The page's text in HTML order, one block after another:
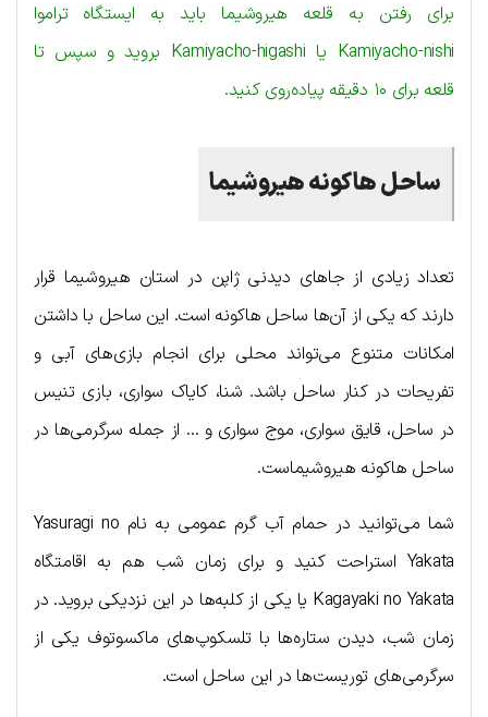
برای رفتن به قلعه هیروشیما باید به ایستگاه تراموا
Kamiyacho-nishi یا Kamiyacho-higashi بروید و سپس تا
قلعه برای ۱۰ دقیقه پیاده‌روی کنید.
ساحلهاکونههیروشیما
تعداد زیادی از جاهای دیدنی ژاپن در استان هیروشیما قرار
دارند که یکی از آن‌ها ساحل هاکونه است. این ساحل با داشتن
امکانات متنوع می‌تواند محلی برای انجام بازی‌های آبی و
تفریحات در کنار ساحل باشد. شنا، کایاک سواری، بازی تنیس
در ساحل، قایق سواری، موج سواری و … از جمله سرگرمی‌ها در
ساحل هاکونه هیروشیماست.
شما می‌توانید در حمام آب گرم عمومی به نام Yasuragi no
Yakata استراحت کنید و برای زمان شب هم به اقامتگاه
Kagayaki no Yakata یا یکی از کلبه‌ها در این نزدیکی بروید. در
زمان شب، دیدن ستاره‌ها با تلسکوپ‌های ماکسوتوف یکی از
سرگرمی‌های توریست‌ها در این ساحل است.